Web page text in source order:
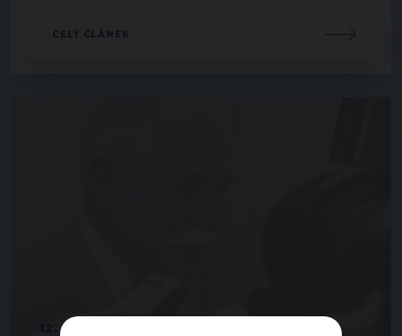
CELÝ ČLÁNEK
12. 11. 2014